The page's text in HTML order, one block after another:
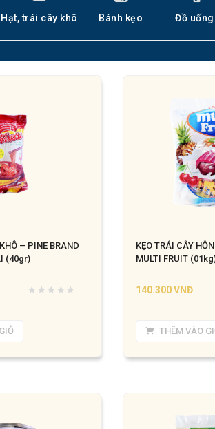
Hạt, trái cây khô Bánh kẹo Đồ uống
– PINE BRAND
(40gr)
KẸO TRÁI CÂY
MULTI FRUIT
140.300VNĐ
THÊM VÀO